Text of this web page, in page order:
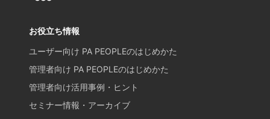
お役立ち情報
ユーザー向け PA PEOPLEのはじめかた
管理者向け PA PEOPLEのはじめかた
管理者向け活用事例・ヒント
セミナー情報・アーカイブ